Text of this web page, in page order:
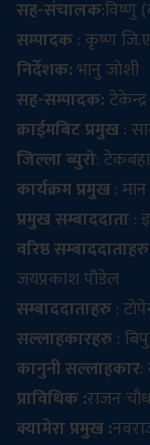
सह-संचालक:विष्णु
सम्पादक: कृष्ण
निर्देशक:भानु जोशी
सह-सम्पादक:
क्राईमबिट प्रमुख:
जिल्ला ब्युरो:
कार्यक्रम प्रमुख:
प्रमुख सम्बाददाता:
वरिष्ठ सम्बाददाताहरु
जयप्रकाश पौडेल
सम्बाददाताहरु:
सल्लाहकारहरु:
कानुनी सल्लाहकार:
प्राविधिक :राजन
क्यामेरा प्रमुख :